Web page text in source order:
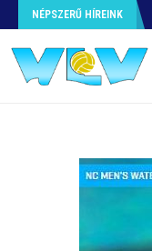
NÉPSZERŰ HÍREINK